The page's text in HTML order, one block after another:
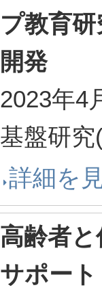
プ教育
開発
2023年4
基盤研究
詳細を
高齢者
サポー